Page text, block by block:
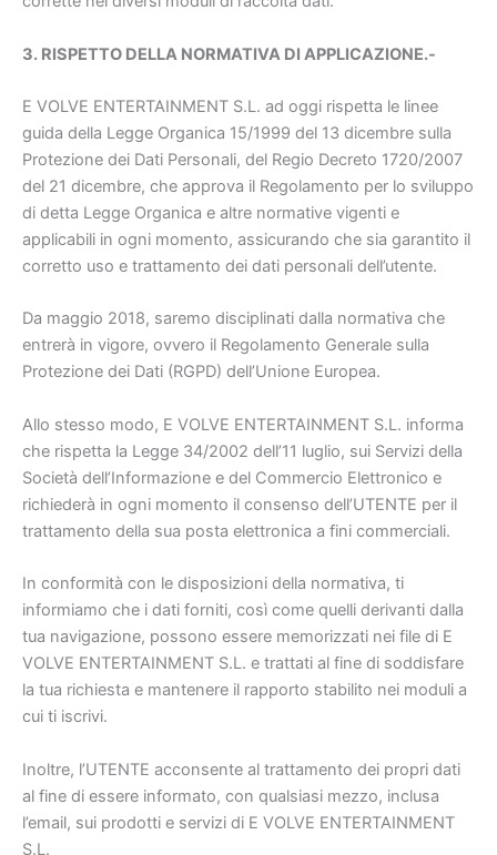
3. RISPETTO DELLA NORMATIVA DI APPLICAZIONE.-
E VOLVE ENTERTAINMENT S.L. ad oggi rispetta le linee
guida della Legge Organica 15/1999 del 13 dicembre sulla
Protezione dei Dati Personali, del Regio Decreto 1720/2007
del 21 dicembre, che approva il Regolamento per lo sviluppo
di detta Legge Organica e altre normative vigenti e
applicabili in ogni momento, assicurando che sia garantito il
corretto uso e trattamento dei dati personali dell’utente.
Da maggio 2018, saremo disciplinati dalla normativa che
entrerà in vigore, ovvero il Regolamento Generale sulla
Protezione dei Dati (RGPD) dell’Unione Europea.
Allo stesso modo, E VOLVE ENTERTAINMENT S.L. informa
che rispetta la Legge 34/2002 dell’11 luglio, sui Servizi della
Società dell’Informazione e del Commercio Elettronico e
richiederà in ogni momento il consenso dell’UTENTE per il
trattamento della sua posta elettronica a fini commerciali.
In conformità con le disposizioni della normativa, ti
informiamo che i dati forniti, così come quelli derivanti dalla
tua navigazione, possono essere memorizzati nei file di E
VOLVE ENTERTAINMENT S.L. e trattati al fine di soddisfare
la tua richiesta e mantenere il rapporto stabilito nei moduli a
cui ti iscrivi.
Inoltre, l’UTENTE acconsente al trattamento dei propri dati
al fine di essere informato, con qualsiasi mezzo, inclusa
l’email, sui prodotti e servizi di E VOLVE ENTERTAINMENT
S.L.